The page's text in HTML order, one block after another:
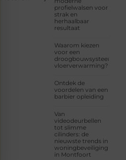
profielwalsen voor
strak en
herhaalbaar
resultaat
Waarom kiezen
voor een
droogbouwsysteem
vloerverwarming?
Ontdek de
voordelen van een
barbier opleiding
Van
videodeurbellen
tot slimme
cilinders: de
nieuwste trends in
woningbeveiliging
in Montfoort